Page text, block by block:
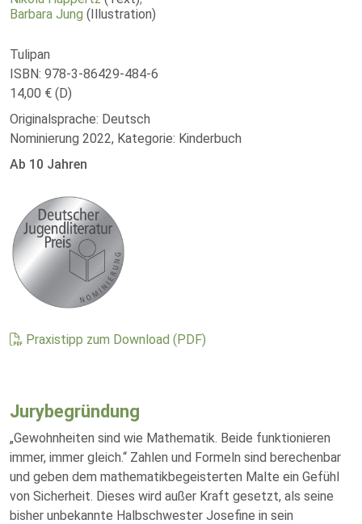
Barbara Jung (Illustration)
Tulipan
ISBN: 978-3-86429-484-6
14,00 € (D)
Originalsprache: Deutsch
Nominierung 2022, Kategorie: Kinderbuch
Ab 10 Jahren
Praxistipp zum Download (PDF)
Jurybegründung
„Gewohnheiten sind wie Mathematik. Beide funktionieren
immer, immer gleich.“ Zahlen und Formeln sind berechenbar
und geben dem mathematikbegeisterten Malte ein Gefühl
von Sicherheit. Dieses wird außer Kraft gesetzt, als seine
bisher unbekannte Halbschwester Josefine in sein